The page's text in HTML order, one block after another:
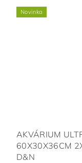
Novinka
AKVÁRIUM
60X30X36CM
D&N